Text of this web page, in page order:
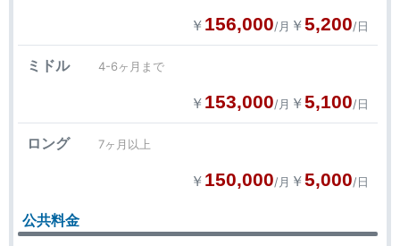
￥ 156,000/月 ￥5,200/日
ミドル 4-6ヶ月まで
￥ 153,000/月 ￥5,100/日
ロング 7ヶ月以上
￥ 150,000/月 ￥5,000/日
公共料金